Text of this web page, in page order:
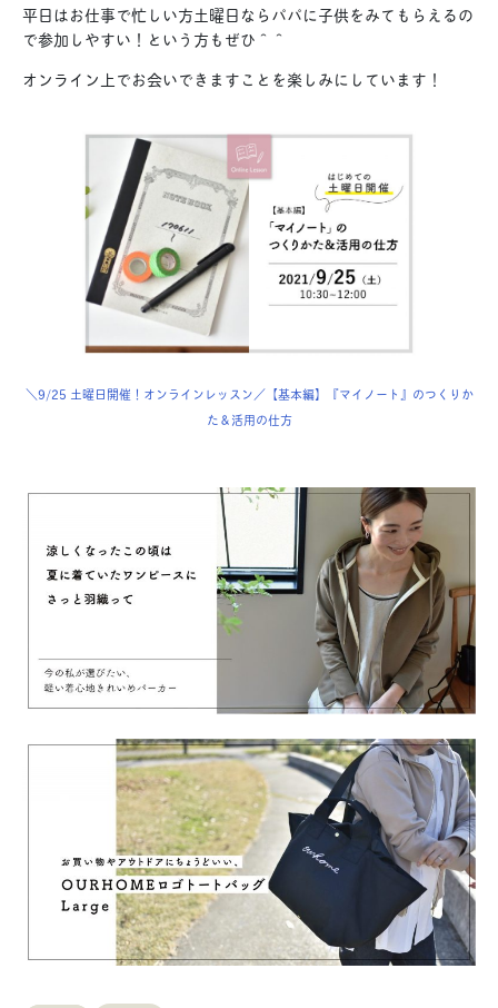
平日はお仕事で忙しい方土曜日ならパパに子供をみてもらえるの
で参加しやすい！という方もぜひ＾＾
オンライン上でお会いできますことを楽しみにしています！
＼9/25 土曜日開催！オンラインレッスン／【基本編】『マイノート』のつくりか
た＆活用の仕方